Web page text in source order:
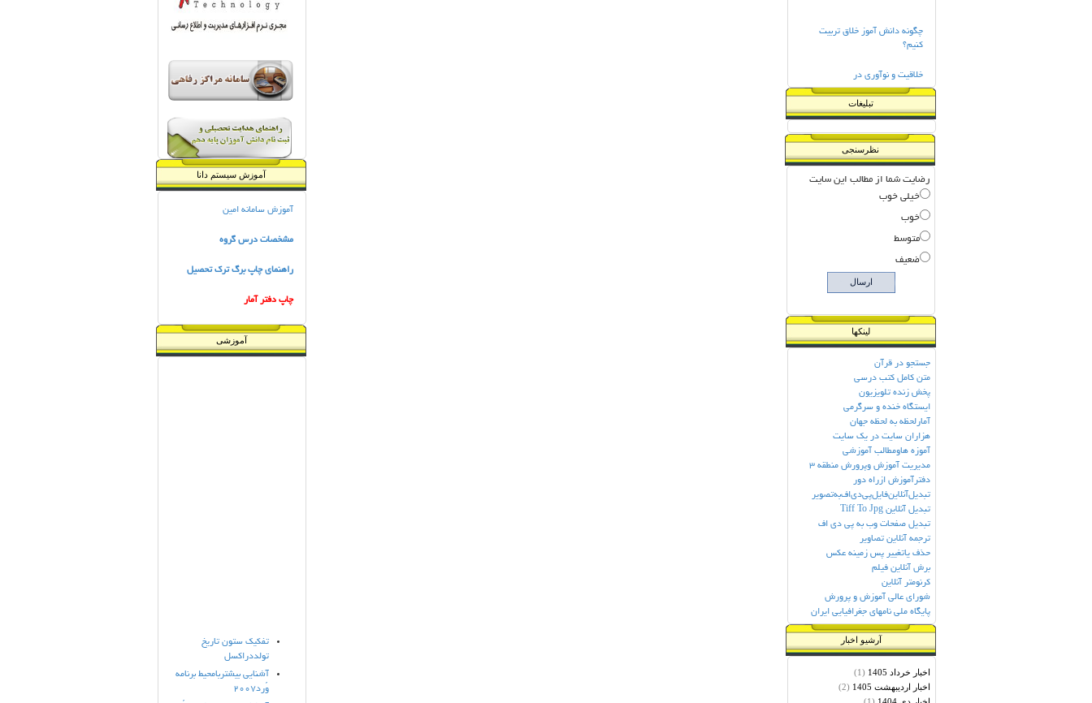
آموزش سیستم دانا
آموزش سامانه امین
مشخصات درس گروه
راهنماي چاپ برگ ترك تحصيل
چاپ دفتر آمار
آموزشی
تولددراکسل
وُرد2007
آموزش رسم جدول در وُرد
کنیم؟
افرادوسازمانها
خلاقیت و نوآوری مدیریت
مراحل سنجش مستمردرکلاس
تبلیغات
نظرسنجی
رضایت شما از مطالب این سایت
خیلی خوب
خوب
متوسط
ضعیف
لینکها
جستجو در قرآن
متن کامل کتب درسی
پخش زنده تلویزیون
ایستگاه خنده و سرگرمی
آمارلحظه به لحظه جهان
هزاران سایت در یک سایت
آموزه هاومطالب آموزشی
مديريت آموزش وپرورش منطقه 3
دفترآموزش ازراه دور
تبديل‌آنلاين‌فايل‌پي‌دي‌اف‌به‌تصوير
تبدیل آنلاین Tiff To Jpg
تبديل صفحات وب به پي دي اف
ترجمه آنلاین تصاویر
حذف یاتغییر پس زمینه عکس
برش آنلاین فیلم
کرنومتر آنلاین
شورای عالی آموزش و پرورش
پایگاه ملی نامهای جغرافیایی ایران
آرشیو اخبار
اخبار خرداد 1405
(1)
اخبار ارديبهشت 1405
(2)